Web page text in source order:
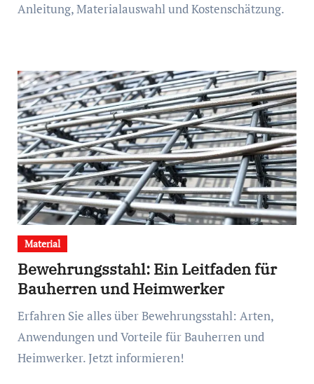
Anleitung, Materialauswahl und Kostenschätzung.
Material
Bewehrungsstahl: Ein Leitfaden für
Bauherren und Heimwerker
Erfahren Sie alles über Bewehrungsstahl: Arten,
Anwendungen und Vorteile für Bauherren und
Heimwerker. Jetzt informieren!